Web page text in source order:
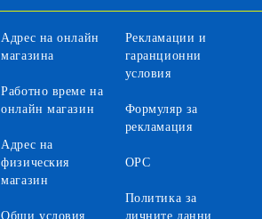
Адрес на онлайн
магазина
Работно време на
онлайн магазин
Адрес на
физическия
магазин
Общи условия
Рекламации и
гаранционни
условия
Формуляр за
рекламация
ОРС
Политика за
личните данни